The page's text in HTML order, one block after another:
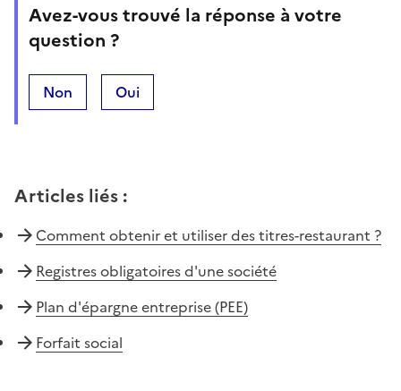
Avez-vous trouvé la réponse à votre
question ?
Non Oui
Articles liés :
Comment obtenir et utiliser des titres-restaurant ?
Registres obligatoires d'une société
Plan d'épargne entreprise (PEE)
Forfait social